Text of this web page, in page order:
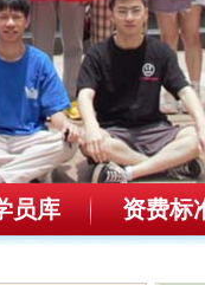
员库 资费标